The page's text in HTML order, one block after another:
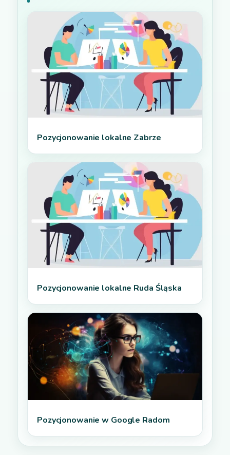
Pozycjonowanie lokalne Zabrze
Pozycjonowanie lokalne Ruda Śląska
Pozycjonowanie w Google Radom